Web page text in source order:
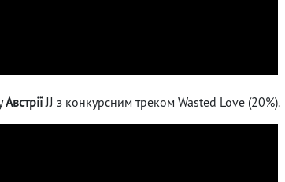
АвстріїJJ з конкурсним треком Wasted Love (20%).